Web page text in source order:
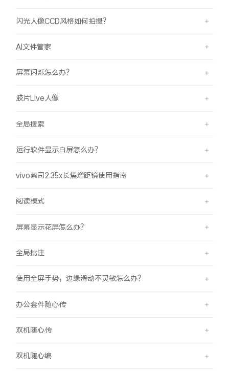
闪光人像CCD风格如何拍摄？
AI文件管家
屏幕闪烁怎么办？
胶片Live人像
全局搜索
运行软件显示白屏怎么办？
vivo蔡司2.35x长焦增距镜使用指南
阅读模式
屏幕显示花屏怎么办？
全局批注
使用全屏手势，边缘滑动不灵敏怎么办？
办公套件随心传
双机随心传
双机随心编